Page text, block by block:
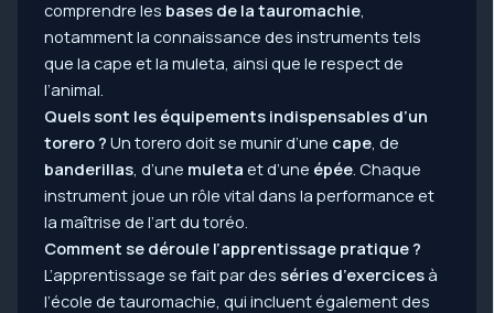
comprendre les bases de la tauromachie,
notamment la connaissance des instruments tels
que la cape et la muleta, ainsi que le respect de
l’animal.
Quels sont les équipements indispensables d’un
torero ? Un torero doit se munir d’une cape, de
banderillas, d’une muleta et d’une épée. Chaque
instrument joue un rôle vital dans la performance et
la maîtrise de l’art du toréo.
Comment se déroule l’apprentissage pratique ?
L’apprentissage se fait par des séries d’exercicesà
l’école de tauromachie, qui incluent également des